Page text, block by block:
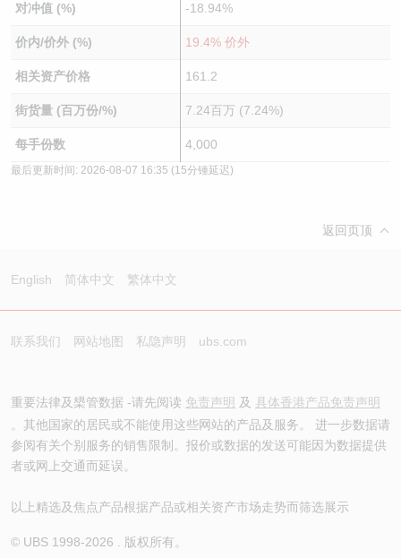
对冲值 (%) -18.94%
价内/价外 (%) 19.4% 价外
相关资产价格 161.2
街货量 (百万份/%) 7.24百万 (7.24%)
每手份数 4,000
最后更新时间: 2026-08-07 16:35 (15分锺延迟)
返回页顶
English 简体中文 繁体中文
联系我们 网站地图 私隐声明 ubs.com
重要法律及槼管数据 -请先阅读 免责声明 及 具体香港产品免责声明
。其他国家的居民或不能使用这些网站的产品及服务。 进一步数据请
参阅有关个别服务的销售限制。报价或数据的发送可能因为数据提供
者或网上交通而延误。
以上精选及焦点产品根据产品或相关资产市场走势而筛选展示
© UBS 1998-2026 . 版权所有。